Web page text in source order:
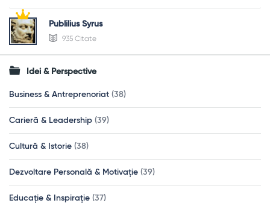
Publilius Syrus
935 Citate
Idei & Perspective
Business & Antreprenoriat (38)
Carieră & Leadership (39)
Cultură & Istorie (38)
Dezvoltare Personală & Motivație (39)
Educație & Inspirație (37)